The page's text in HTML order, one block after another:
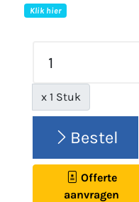
Klik hier
x 1 Stuk
Bestel
Offerte
aanvragen